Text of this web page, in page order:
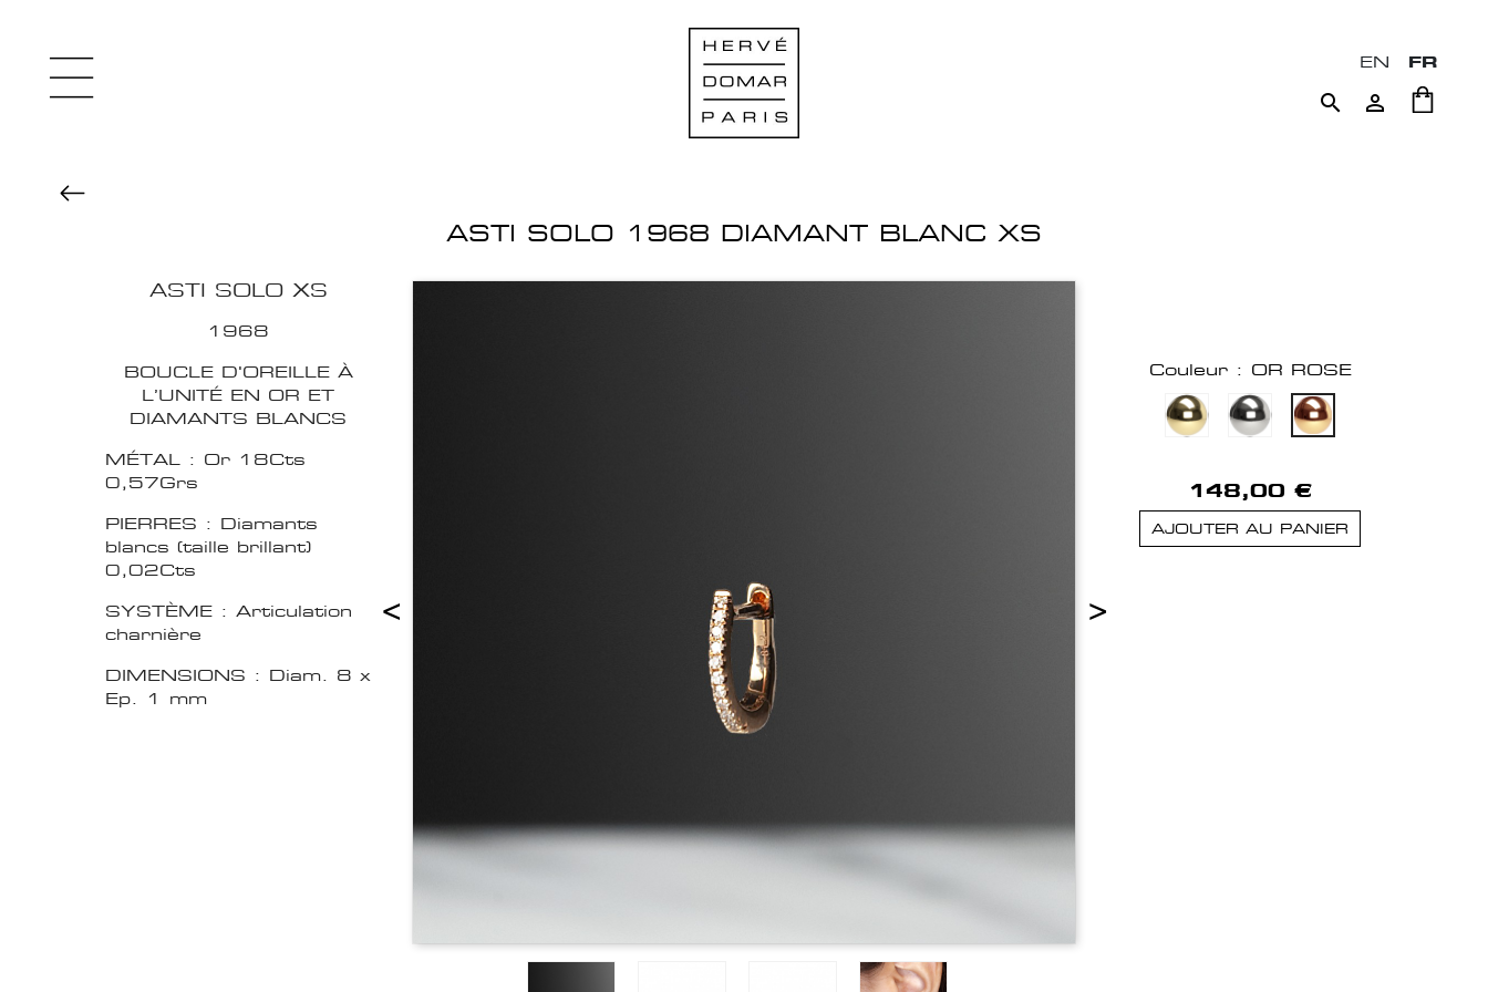
EN FR
 
ASTI SOLO 1968 DIAMANT BLANC XS
ASTI SOLO XS
1968
BOUCLE D'OREILLE À
L’UNITÉ EN OR ET
DIAMANTS BLANCS
MÉTAL : Or 18Cts
0,57Grs
PIERRES : Diamants
blancs (taille brillant)
0,02Cts
SYSTÈME : Articulation
charnière
DIMENSIONS : Diam. 8 x
Ep. 1 mm
< >
Couleur : OR ROSE
148,00 €
AJOUTER AU PANIER